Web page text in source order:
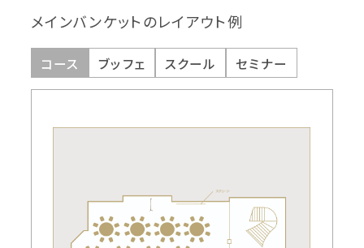
メインバンケットのレイアウト例
コース ブッフェ スクール セミナー